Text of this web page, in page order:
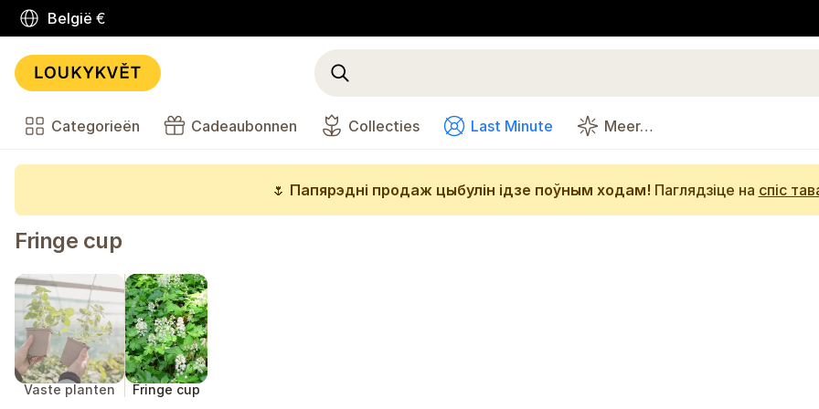
België €
Categorieën Cadeaubonnen Collecties Last Minute Meer…
🌷 Папярэдні продаж цыбулін ідзе поўным ходам! Паглядзіце на спіс
Fringe cup
Vaste planten Fringe cup